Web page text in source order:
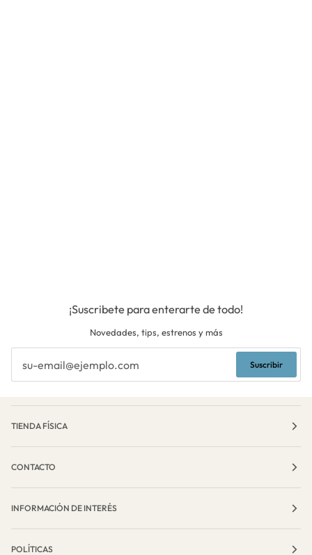
¡Suscribete para enterarte de todo!
Novedades, tips, estrenos y más
Suscribir
TIENDA FÍSICA
CONTACTO
INFORMACIÓN DE INTERÉS
POLÍTICAS